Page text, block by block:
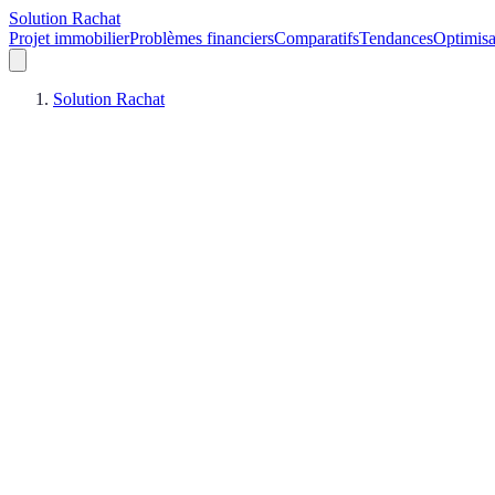
Solution Rachat
Projet immobilierProblèmes financiersComparatifsTendances
Solution Rachat